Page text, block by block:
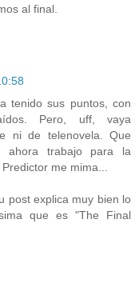
al final.
tenido sus puntos, con
Pero, uff, vaya
ni de telenovela. Que
trabajo para la
me mima...
post explica muy bien lo
que es "The Final